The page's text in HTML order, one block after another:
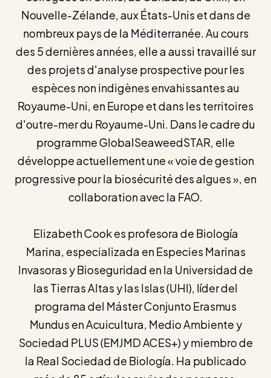
Nouvelle-Zélande, aux États-Unis et dans de
nombreux pays de la Méditerranée. Au cours
des 5 dernières années, elle a aussi travaillé sur
des projets d'analyse prospective pour les
espèces non indigènes envahissantes au
Royaume-Uni, en Europe et dans les territoires
d'outre-mer du Royaume-Uni. Dans le cadre du
programme GlobalSeaweedSTAR, elle
développe actuellement une « voie de gestion
progressive pour la biosécurité des algues », en
collaboration avec la FAO.
Elizabeth Cook es profesora de Biología
Marina, especializada en Especies Marinas
Invasoras y Bioseguridad en la Universidad de
las Tierras Altas y las Islas (UHI), líder del
programa del Máster Conjunto Erasmus
Mundus en Acuicultura, Medio Ambiente y
Sociedad PLUS (EMJMD ACES+) y miembro de
la Real Sociedad de Biología. Ha publicado